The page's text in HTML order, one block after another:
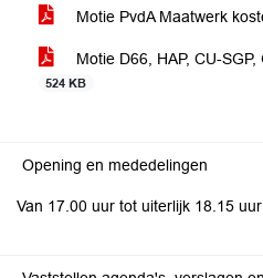
Motie PvdA Maatwerk
Motie D66, HAP, CU-
524 KB
Opening en mededelingen
Van 17.00 uur tot uiterlijk 18.15